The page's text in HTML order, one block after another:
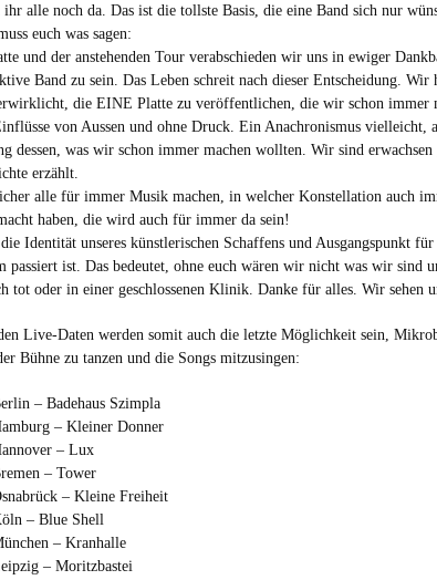
alle noch da. Das ist die tollste Basis, die eine Band sich nur
euch was sagen:
und der anstehenden Tour verabschieden wir uns in ewiger
Band zu sein. Das Leben schreit nach dieser Entscheidung. Wir
die EINE Platte zu veröffentlichen, die wir schon immer
von Aussen und ohne Druck. Ein Anachronismus vielleicht,
dessen, was wir schon immer machen wollten. Wir sind erwachsen
erzählt.
alle für immer Musik machen, in welcher Konstellation auch
haben, die wird auch für immer da sein!
Identität unseres künstlerischen Schaffens und Ausgangspunkt
passiert ist. Das bedeutet, ohne euch wären wir nicht was wir sind
tot oder in einer geschlossenen Klinik. Danke für alles. Wir sehen
Live-Daten werden somit auch die letzte Möglichkeit sein,
Bühne zu tanzen und die Songs mitzusingen:
– Badehaus Szimpla
– Kleiner Donner
– Lux
– Tower
– Kleine Freiheit
– Blue Shell
– Kranhalle
– Moritzbastei